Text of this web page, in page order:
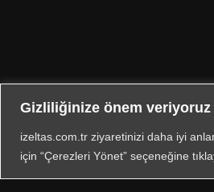
Gizliliğinize önem veriyoruz
izeltas.com.tr ziyaretinizi daha iyi
için “Çerezleri Yönet” seçeneğine